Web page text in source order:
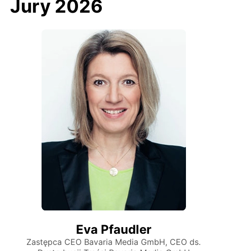
Jury 2026
Eva Pfaudler
Zastępca CEO Bavaria Media GmbH, CEO ds.